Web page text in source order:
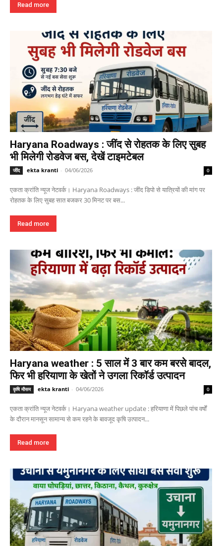
Read more
Haryana Roadways : जींद से रोहतक के लिए सुबह
भी मिलेगी रोडवेज बस, देखें टाइमटेबल
जींद ekta kranti - 04/06/2026 0
एकता क्रांति न्यूज नेटवर्क। Haryana Roadways : जींद डिपो से यात्रियों की मांग पर
रोहतक के लिए सुबह सात बजकर 30 मिनट पर बस...
Read more
Haryana weather : 5 साल में 3 बार कम बरसे बादल,
फिर भी हरियाणा के खेतों ने उगला रिकॉर्ड उत्पादन
कृषि मौसम ekta kranti - 04/06/2026 0
एकता क्रांति न्यूज नेटवर्क। Haryana weather update : हरियाणा में पिछले पांच वर्षों
के दौरान मानसून सामान्य से कम रहने के बावजूद कृषि उत्पादन...
Read more